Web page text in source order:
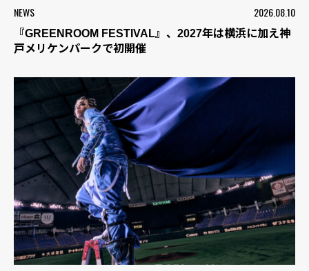
NEWS 2026.08.10
『GREENROOM FESTIVAL』、2027年は横浜に加え神
戸メリケンパークで初開催